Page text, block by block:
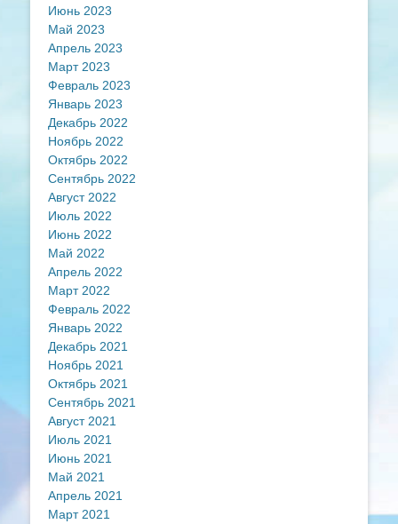
Июнь 2023
Май 2023
Апрель 2023
Март 2023
Февраль 2023
Январь 2023
Декабрь 2022
Ноябрь 2022
Октябрь 2022
Сентябрь 2022
Август 2022
Июль 2022
Июнь 2022
Май 2022
Апрель 2022
Март 2022
Февраль 2022
Январь 2022
Декабрь 2021
Ноябрь 2021
Октябрь 2021
Сентябрь 2021
Август 2021
Июль 2021
Июнь 2021
Май 2021
Апрель 2021
Март 2021